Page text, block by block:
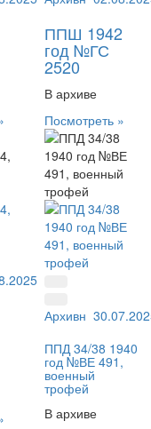
ППШ 1942
год №ГС
2520
В архиве
Посмотреть »
ВА 1744
Архивный №:
ППД 34/38 1940
год №ВЕ 491,
военный
трофей
В архиве